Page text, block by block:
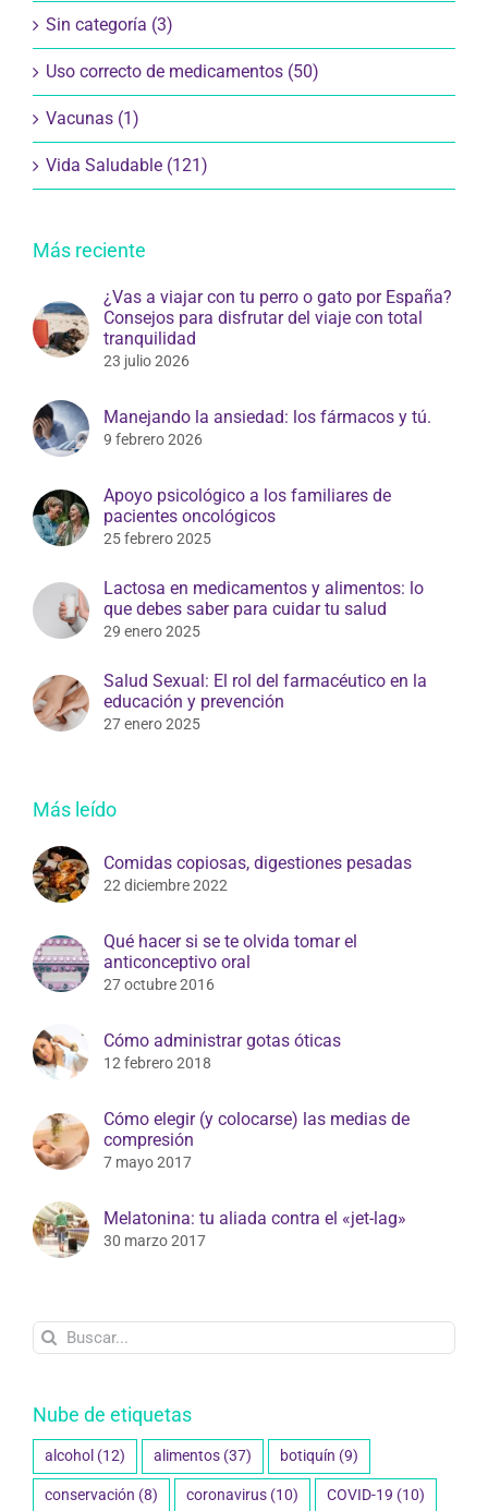
Sin categoría (3)
Uso correcto de medicamentos (50)
Vacunas (1)
Vida Saludable (121)
Más reciente
¿Vas a viajar con tu perro o gato por España?
Consejos para disfrutar del viaje con total
tranquilidad
23 julio 2026
Manejando la ansiedad: los fármacos y tú.
9 febrero 2026
Apoyo psicológico a los familiares de
pacientes oncológicos
25 febrero 2025
Lactosa en medicamentos y alimentos: lo
que debes saber para cuidar tu salud
29 enero 2025
Salud Sexual: El rol del farmacéutico en la
educación y prevención
27 enero 2025
Más leído
Comidas copiosas, digestiones pesadas
22 diciembre 2022
Qué hacer si se te olvida tomar el
anticonceptivo oral
27 octubre 2016
Cómo administrar gotas óticas
12 febrero 2018
Cómo elegir (y colocarse) las medias de
compresión
7 mayo 2017
Melatonina: tu aliada contra el «jet-lag»
30 marzo 2017
Buscar:
Nube de etiquetas
alcohol (12) alimentos (37) botiquín (9)
conservación (8) coronavirus (10) COVID-19 (10)